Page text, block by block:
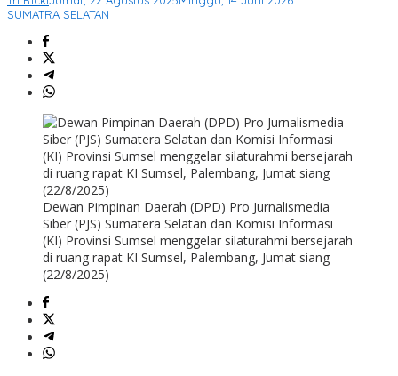
SUMATRA SELATAN
Dewan Pimpinan Daerah (DPD) Pro Jurnalismedia
Siber (PJS) Sumatera Selatan dan Komisi Informasi
(KI) Provinsi Sumsel menggelar silaturahmi bersejarah
di ruang rapat KI Sumsel, Palembang, Jumat siang
(22/8/2025)